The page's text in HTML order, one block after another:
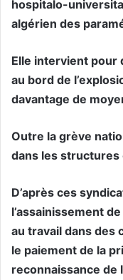
hospitalo-
algérien des
Elle intervient pour
au bord de
davantage de
Outre la grève
dans les structures
D’après ces
l’assainissement
au travail dans des
le paiement de la
reconnaissance de